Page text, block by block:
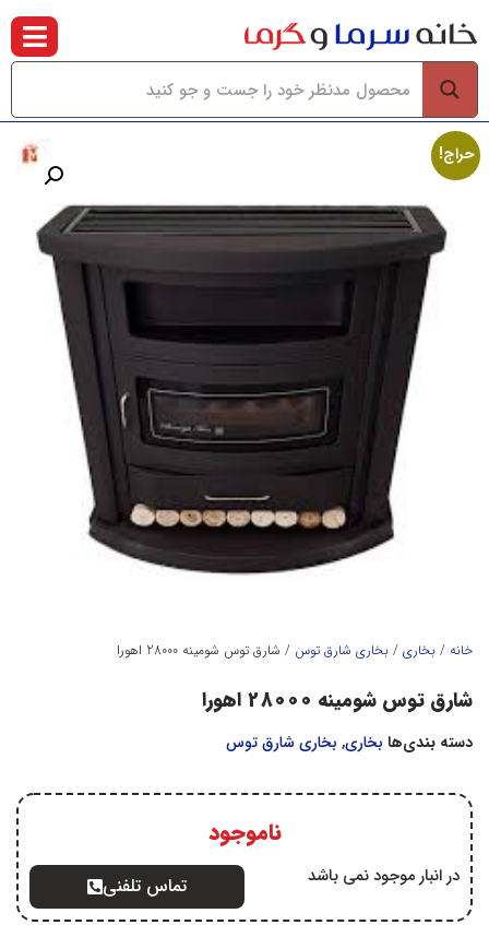
حراج!
خانه / بخاري / بخاري شارق توس / شارق توس شومینه 28000 اهورا
شارق توس شومینه 28000 اهورا
دسته بندی‌ها بخاري, بخاري شارق توس
ناموجود
در انبار موجود نمی باشد تماس تلفنی